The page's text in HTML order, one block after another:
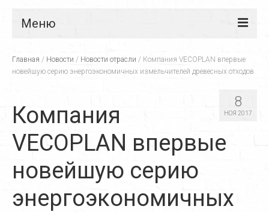
Меню
Главная
Услуги
Реставрация дверей
Реставрация стульев
Главная / Новости / Новости отрасли / Компания VECOPLAN впервые
новейшую серию энергоэкономичных измельчителей древесных отходов
8
НОЯ 2017
Компания
VECOPLAN впервые
новейшую серию
энергоэкономичных